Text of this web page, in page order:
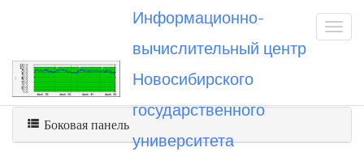
Информационно-
вычислительный центр
Новосибирского
государственного
университета
Вы посетили module
Боковая панель